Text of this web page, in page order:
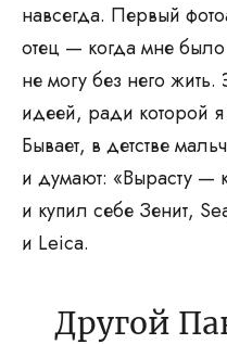
навсегда. Первый
отец — когда мне
не могу без него жить.
идеей, ради которой
Бывает, в детстве
и думают: «Вырасту —
и купил себе Зенит,
и Leica.
Другой